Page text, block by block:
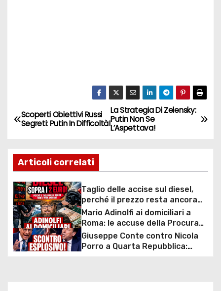
N
v
i
g
a
z
La Strategia Di Zelensky:
Putin Non Se
L’Aspettava!
Scoperti Obiettivi Russi
Segreti: Putin In Difficoltà!
Articoli correlati
Taglio delle accise sul diesel,
perché il prezzo resta ancora
sopra i 2 euro nonostante lo
sconto deciso dal Governo
Mario Adinolfi ai domiciliari a
Roma: le accuse della Procura
sulla presunta truffa milionaria
e l’inchiesta sulla “scommessa
collettiva”
Giuseppe Conte contro Nicola
Porro a Quarta Repubblica: